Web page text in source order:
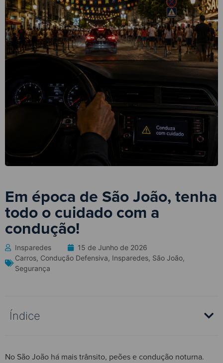
Em época de São João, tenha
todo o cuidado com a
condução!
Insparedes
15 de Junho de 2026
Carros, Condução Defensiva, Insparedes, São João,
Segurança
Índice
No São João há mais trânsito, peões e condução noturna.